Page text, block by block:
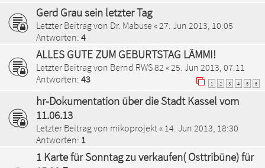
Gerd Grau sein letzter Tag
Letzter Beitrag von Dr. Mabuse «27. Jun 2013, 10:05
Antworten: 4
ALLES GUTE ZUM GEBURTSTAG LÄMMI!
Letzter Beitrag von Bernd RWS 82 «25. Jun 2013, 07:11
Antworten: 43 1 2 3 4 5 6
hr-Dokumentation über die Stadt Kassel vom
11.06.13
Letzter Beitrag von mikoprojekt« 14. Jun 2013, 18:30
Antworten: 1
1 Karte für Sonntag zu verkaufen( Osttribüne) für